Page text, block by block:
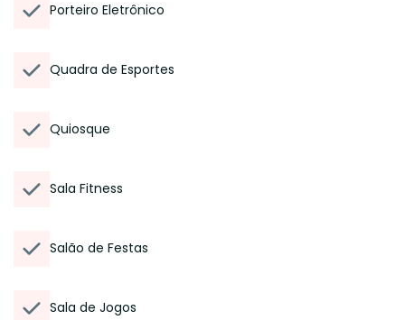
Porteiro Eletrônico
Quadra de Esportes
Quiosque
Sala Fitness
Salão de Festas
Sala de Jogos